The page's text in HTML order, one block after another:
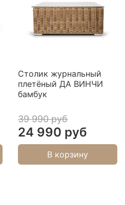
Столик журнальный
плетёный ДА ВИНЧИ
бамбук
39 990 руб
24 990 руб
В корзину